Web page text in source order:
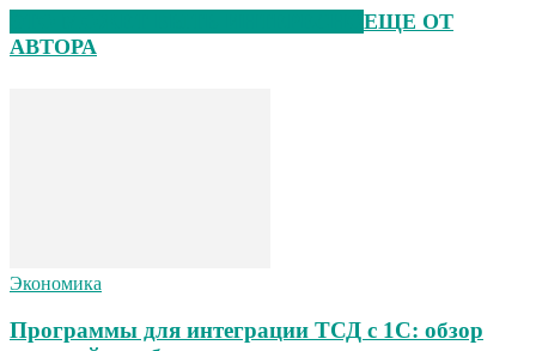
ЕЩЕ ОТ
АВТОРА
Экономика
Программы для интеграции ТСД с 1С: обзор